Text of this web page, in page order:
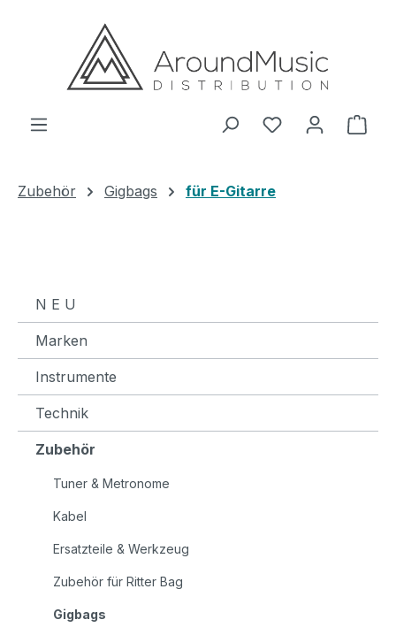
Zum Hauptinhalt springen
Zubehör Gigbags für E-Gitarre
N E U
Marken
Instrumente
Technik
Zubehör
Tuner & Metronome
Kabel
Ersatzteile & Werkzeug
Zubehör für Ritter Bag
Gigbags